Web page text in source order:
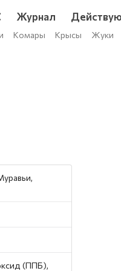
Журнал
Комары Крысы Жуки
(ППБ),